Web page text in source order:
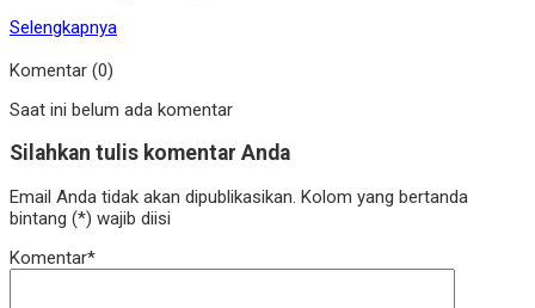
Selengkapnya
Komentar (0)
Saat ini belum ada komentar
Silahkan tulis komentar Anda
Email Anda tidak akan dipublikasikan. Kolom yang bertanda
bintang (*) wajib diisi
Komentar*